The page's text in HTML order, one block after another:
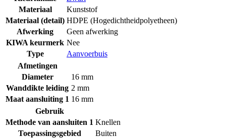
Materiaal
Kunststof
Materiaal (detail) HDPE (Hogedichtheidpolyetheen)
Afwerking
Geen afwerking
KIWA keurmerk Nee
Type
Aanvoerbuis
Afmetingen
Diameter
16 mm
Wanddikte leiding 2 mm
Maat aansluiting 1 16 mm
Gebruik
Methode van aansluiten 1 Knellen
Toepassingsgebied
Buiten